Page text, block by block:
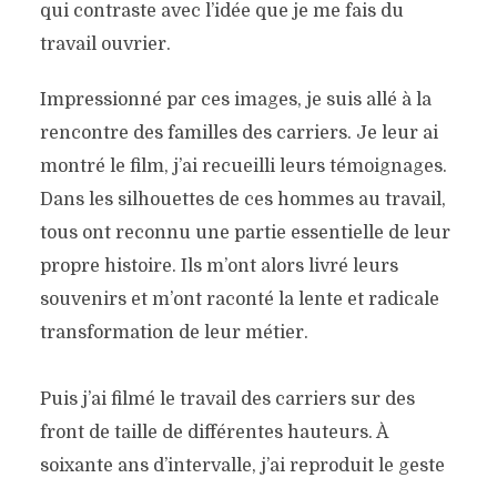
L’ÉTÉ EN POUSSIÈRE,
L’HIVER EN BOUE
qui contraste avec l’idée que je me fais du
travail ouvrier.
Impressionné par ces images, je suis allé à la
rencontre des familles des carriers. Je leur ai
montré le film, j’ai recueilli leurs témoignages.
Dans les silhouettes de ces hommes au travail,
tous ont reconnu une partie essentielle de leur
propre histoire. Ils m’ont alors livré leurs
souvenirs et m’ont raconté la lente et radicale
transformation de leur métier.
Puis j’ai filmé le travail des carriers sur des
front de taille de différentes hauteurs. À
soixante ans d’intervalle, j’ai reproduit le geste